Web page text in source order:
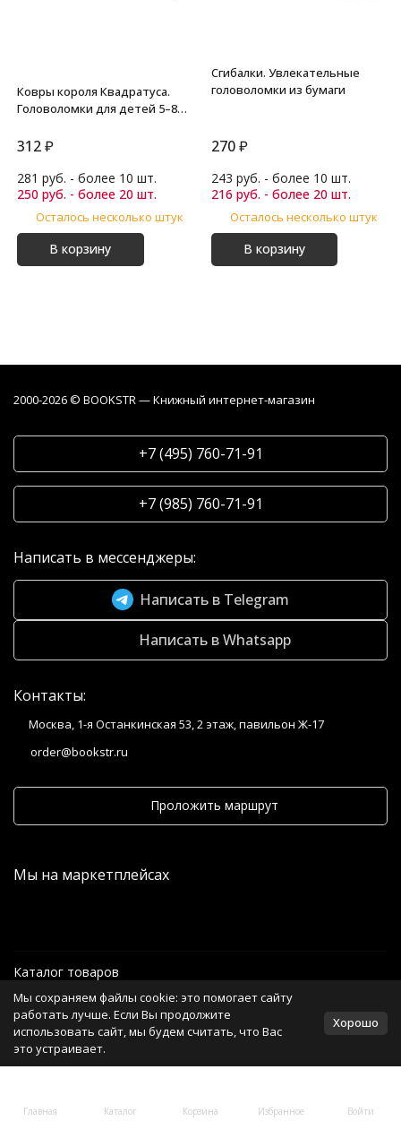
Ковры короля Квадратуса.
Головоломки для детей 5–8
312₽
281 руб. - более 10 шт.
250 руб. - более 20 шт.
Осталось несколько штук
В корзину
Сгибалки. Увлекательные
головоломки из бумаги
270 ₽
243 руб. - более 10 шт.
216 руб. - более 20 шт.
Осталось несколько штук
В корзину
Главная Каталог Корзина Избранное Войти
2000-2026 © BOOKSTR — Книжный интернет-магазин
+7 (495) 760-71-91
+7 (985) 760-71-91
Написать в мессенджеры:
Написать в Telegram
Написать в Whatsapp
Контакты:
Москва, 1-я Останкинская 53, 2 этаж, павильон Ж-17
order@bookstr.ru
Проложить маршрут
Мы на маркетплейсах
Каталог товаров
Информация
Политика персональных данных
Мы сохраняем файлы cookie: это помогает сайту
работать лучше. Если Вы продолжите
использовать сайт, мы будем считать, что Вас
это устраивает.
Хорошо